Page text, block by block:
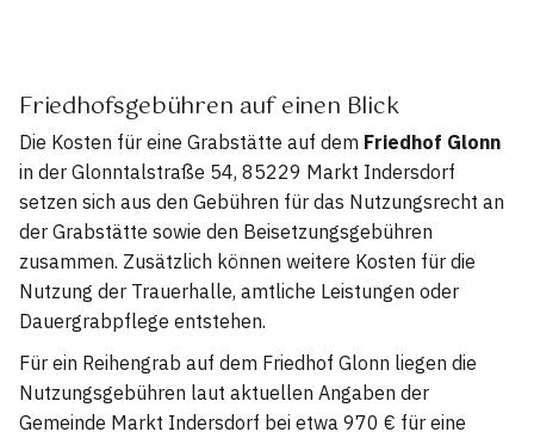
Friedhofsgebühren auf einen Blick
Die Kosten für eine Grabstätte auf dem Friedhof Glonn
in der Glonntalstraße 54, 85229 Markt Indersdorf
setzen sich aus den Gebühren für das Nutzungsrecht an
der Grabstätte sowie den Beisetzungsgebühren
zusammen. Zusätzlich können weitere Kosten für die
Nutzung der Trauerhalle, amtliche Leistungen oder
Dauergrabpflege entstehen.
Für ein Reihengrab auf dem Friedhof Glonn liegen die
Nutzungsgebühren laut aktuellen Angaben der
Gemeinde Markt Indersdorf bei etwa 970 € für eine